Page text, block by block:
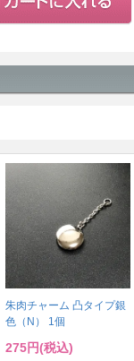
朱肉チャーム 凸タイプ銀
色（N） 1個
275円(税込)